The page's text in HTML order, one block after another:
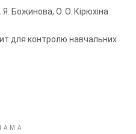
Я. Божинова, О. О. Кірюхіна
для контролю навчальних